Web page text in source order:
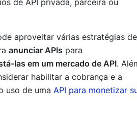
aproveitar várias estratégias de
anunciar APIs para
las em um mercado de API.
habilitar a cobrança e a
uso de uma API para monetizar